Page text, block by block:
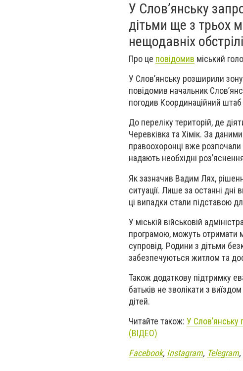
У Слов’янську
дітьми ще з трьох
нещодавніх
Про це повідомив міський
У Слов’янську розширили
повідомив начальник
погодив Координаційний штаб
До переліку територій, де
Черевківка та Хімік. За
правоохоронці вже розпочали
надають необхідні
Як зазначив Вадим Лях,
ситуації. Лише за останні дні
ці випадки стали підставою
У міській військовій
програмою, можуть отримати
супровід. Родини з дітьми
забезпечуються житлом та
Також додаткову підтримку
батьків не зволікати з
дітей.
Читайте також: У Слов’янську
(ВІДЕО)
Facebook, Instagram, Telegram,